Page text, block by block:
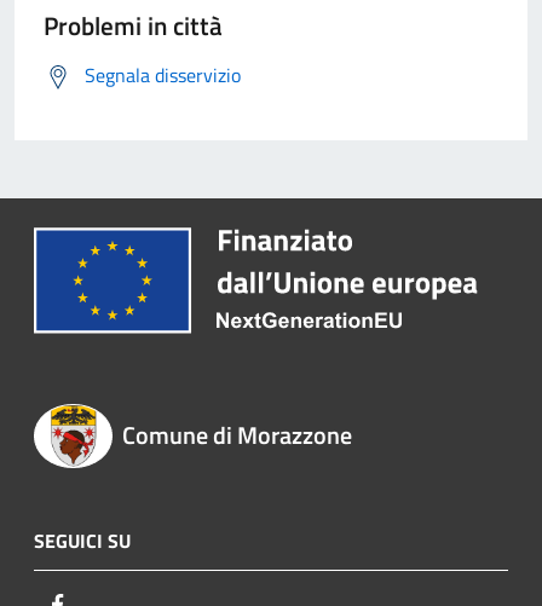
Problemi in città
Segnala disservizio
Comune di Morazzone
SEGUICI SU